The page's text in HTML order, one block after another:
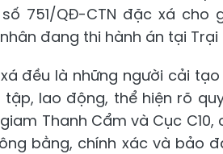
751/QĐ-CTN đặc xá cho
đang thi hành án tại Trại
đều là những người cải
lao động, thể hiện rõ
Thanh Cẩm và Cục
bằng, chính xác và bảo